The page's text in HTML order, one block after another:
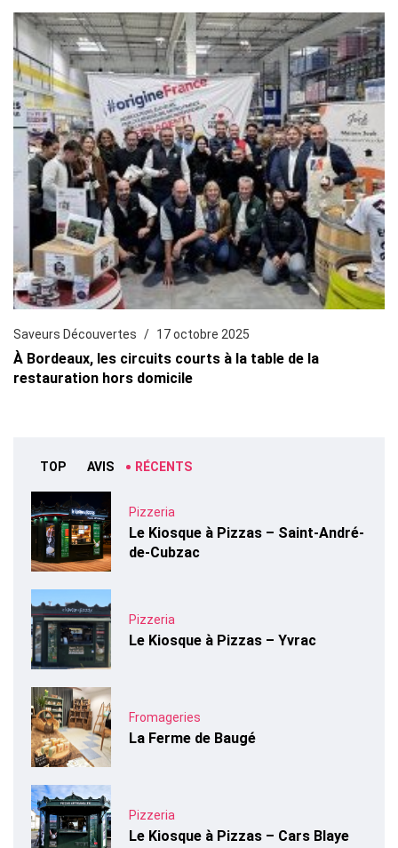
Saveurs Découvertes 17 octobre 2025
À Bordeaux, les circuits courts à la table de la
restauration hors domicile
TOP AVIS RÉCENTS
Pizzeria
Le Kiosque à Pizzas – Saint-André-
de-Cubzac
Pizzeria
Le Kiosque à Pizzas – Yvrac
Fromageries
La Ferme de Baugé
Pizzeria
Le Kiosque à Pizzas – Cars Blaye